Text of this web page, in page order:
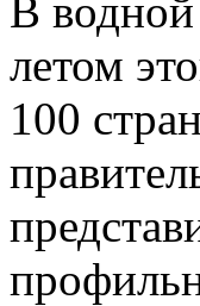
В
летом
100